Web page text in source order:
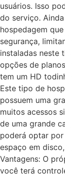
usuários. Isso
do serviço.
hospedagem
segurança,
instaladas neste
opções de
tem um HD
Este tipo de
possuem uma
muitos acessos
de uma grande
poderá optar
espaço em
Vantagens: O
você terá